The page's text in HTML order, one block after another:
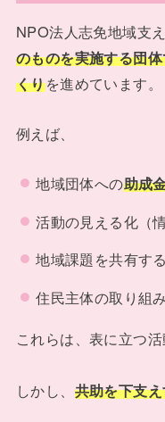
NPO法人志免地域支
のものを実施する団
くりを進めています。
例えば、
地域団体への助成
活動の見える化（
地域課題を共有す
住民主体の取り組
これらは、表に立つ活
しかし、 共助を下支